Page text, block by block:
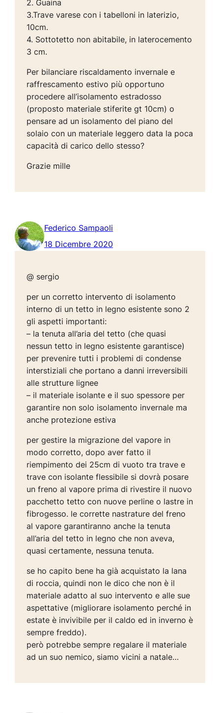
2. Guaina
3.Trave varese con i tabelloni in laterizio,
10cm.
4. Sottotetto non abitabile, in laterocemento
3 cm.
Per bilanciare riscaldamento invernale e
raffrescamento estivo più opportuno
procedere all’isolamento estradosso
(proposto materiale stiferite gt 10cm) o
pensare ad un isolamento del piano del
solaio con un materiale leggero data la poca
capacità di carico dello stesso?
Grazie mille
Federico Sampaoli
18 Dicembre 2020
@ sergio
per un corretto intervento di isolamento
interno di un tetto in legno esistente sono 2
gli aspetti importanti:
– la tenuta all’aria del tetto (che quasi
nessun tetto in legno esistente garantisce)
per prevenire tutti i problemi di condense
interstiziali che portano a danni irreversibili
alle strutture lignee
– il materiale isolante e il suo spessore per
garantire non solo isolamento invernale ma
anche protezione estiva
per gestire la migrazione del vapore in
modo corretto, dopo aver fatto il
riempimento dei 25cm di vuoto tra trave e
trave con isolante flessibile si dovrà posare
un freno al vapore prima di rivestire il nuovo
pacchetto tetto con nuove perline o lastre in
fibrogesso. le corrette nastrature del freno
al vapore garantiranno anche la tenuta
all’aria del tetto in legno che non aveva,
quasi certamente, nessuna tenuta.
se ho capito bene ha già acquistato la lana
di roccia, quindi non le dico che non è il
materiale adatto al suo intervento e alle sue
aspettative (migliorare isolamento perché in
estate è invivibile per il caldo ed in inverno è
sempre freddo).
però potrebbe sempre regalare il materiale
ad un suo nemico, siamo vicini a natale…